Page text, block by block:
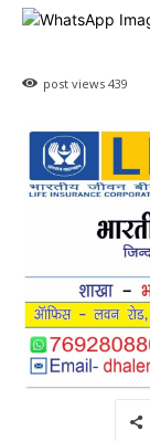
post views 439